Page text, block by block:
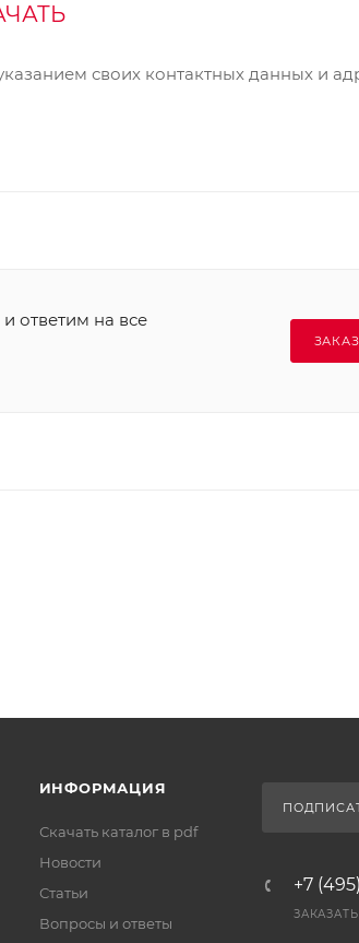
своих контактных данных и
ответим на все
ИНФОРМАЦИЯ
Скачать каталог в pdf
Новости
Статьи
Вопросы и ответы
+7